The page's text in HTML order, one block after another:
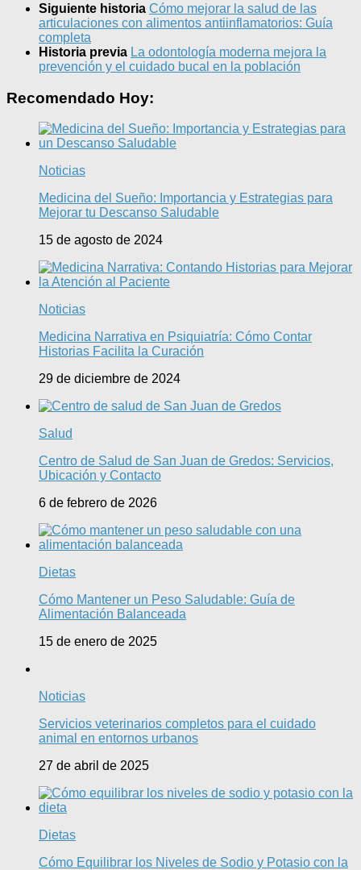
Siguiente historia Cómo mejorar la salud de las
articulaciones con alimentos antiinflamatorios: Guía
completa
Historia previa La odontología moderna mejora la
prevención y el cuidado bucal en la población
Recomendado Hoy:
Noticias
Medicina del Sueño: Importancia y Estrategias para
Mejorar tu Descanso Saludable
15 de agosto de 2024
Noticias
Medicina Narrativa en Psiquiatría: Cómo Contar
Historias Facilita la Curación
29 de diciembre de 2024
Salud
Centro de Salud de San Juan de Gredos: Servicios,
Ubicación y Contacto
6 de febrero de 2026
Dietas
Cómo Mantener un Peso Saludable: Guía de
Alimentación Balanceada
15 de enero de 2025
Noticias
Servicios veterinarios completos para el cuidado
animal en entornos urbanos
27 de abril de 2025
Dietas
Cómo Equilibrar los Niveles de Sodio y Potasio con la